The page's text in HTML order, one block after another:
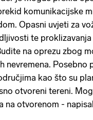
komunikacijske
Opasni uvjeti za
te
na oprezu zbog
nevremena. Posebno
kao što su
otvoreni tereni.
na otvorenom -